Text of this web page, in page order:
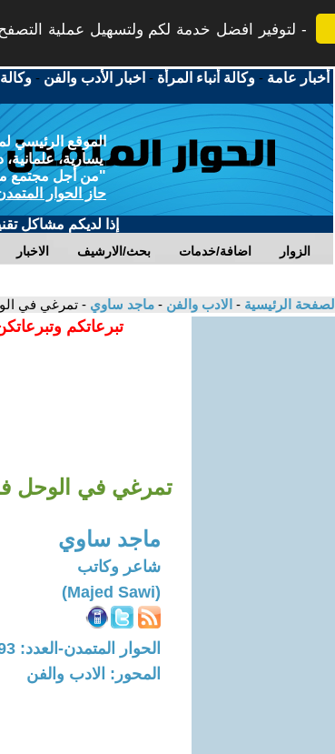
لتوفير افضل خدمة لكم ولتسهيل عملية
أخبار عامة -وكالة أنباء المرأة - اخبار الأدب والفن -وكالة
الموقع الرئيسي
يسارية،
"من أجل مجتمع
حاز الحوار
إذا لديكم مشاكل
الاخبار بحث/الارشيف اضافة/خدمات الزوار
الصفحة الرئيسية - الادب والفن - ماجد ساوي - تمرغي في
تبرعاتكم
تمرغي في الوحل
ماجد ساوي
شاعر وكاتب
(Majed Sawi)
الحوار المتمدن-العدد: 5993 - 2018 / 9 / 13 - 23:36
المحور: الادب والفن